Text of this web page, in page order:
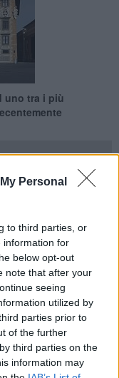
Personal
to third parties, or
information for
below opt-out
note that after your
seeing
utilized by
parties prior to
of the further
third parties on the
information may
uno tra i più
Normale
anni.
italiana, autore di
e soprattutto Leopardi
ricordato dai suoi
di studi che si
10, nella Sala Azzurra
aperti dal direttore
interventi di docenti
Carla Benedetti,